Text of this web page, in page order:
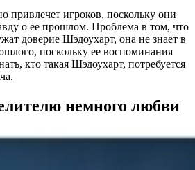
привлечет игроков, поскольку они
о ее прошлом. Проблема в том, что
доверие Шэдоухарт, она не знает в
поскольку ее воспоминания
кто такая Шэдоухарт, потребуется
немного любви